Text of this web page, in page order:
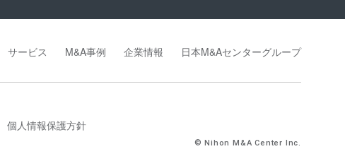
サービス M&A事例 企業情報 日本M&Aセンターグループ
個人情報保護方針
© Nihon M&A Center Inc.